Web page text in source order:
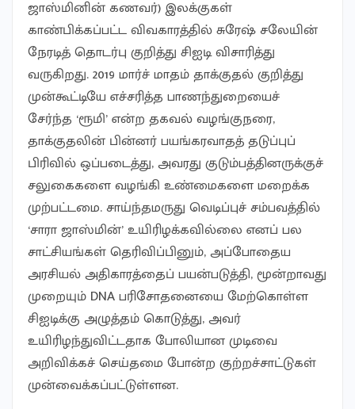
ஜாஸ்மினின் கணவர்) இலக்குகள்
காண்பிக்கப்பட்ட விவகாரத்தில் சுரேஷ் சலேயின்
நேரடித் தொடர்பு குறித்து சிஐடி விசாரித்து
வருகிறது. 2019 மார்ச் மாதம் தாக்குதல் குறித்து
முன்கூட்டியே எச்சரித்த பாணந்துறையைச்
சேர்ந்த ‘ரூமி’ என்ற தகவல் வழங்குநரை,
தாக்குதலின் பின்னர் பயங்கரவாதத் தடுப்புப்
பிரிவில் ஒப்படைத்து, அவரது குடும்பத்தினருக்குச்
சலுகைகளை வழங்கி உண்மைகளை மறைக்க
முற்பட்டமை. சாய்ந்தமருது வெடிப்புச் சம்பவத்தில்
‘சாரா ஜாஸ்மின்’ உயிரிழக்கவில்லை எனப் பல
சாட்சியங்கள் தெரிவிப்பினும், அப்போதைய
அரசியல் அதிகாரத்தைப் பயன்படுத்தி, மூன்றாவது
முறையும் DNA பரிசோதனையை மேற்கொள்ள
சிஐடிக்கு அழுத்தம் கொடுத்து, அவர்
உயிரிழந்துவிட்டதாக போலியான முடிவை
அறிவிக்கச் செய்தமை போன்ற குற்றச்சாட்டுகள்
முன்வைக்கப்பட்டுள்ளன.